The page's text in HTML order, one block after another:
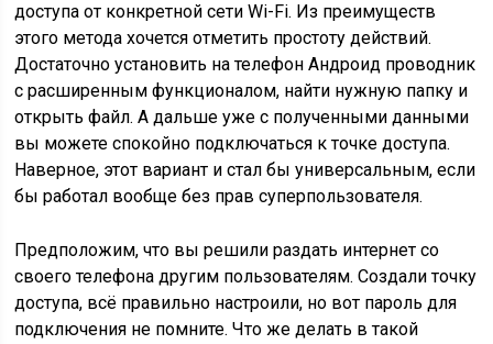
доступа от конкретной сети Wi-Fi. Из преимуществ
этого метода хочется отметить простоту действий.
Достаточно установить на телефон Андроид проводник
с расширенным функционалом, найти нужную папку и
открыть файл. А дальше уже с полученными данными
вы можете спокойно подключаться к точке доступа.
Наверное, этот вариант и стал бы универсальным, если
бы работал вообще без прав суперпользователя.
Предположим, что вы решили раздать интернет со
своего телефона другим пользователям. Создали точку
доступа, всё правильно настроили, но вот пароль для
подключения не помните. Что же делать в такой